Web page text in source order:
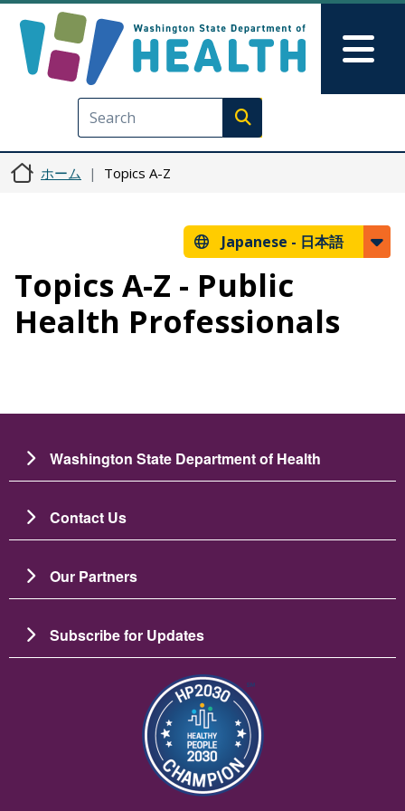
Execute search
ホーム Topics A-Z
Japanese - 日本語
Topics A-Z - Public
Health Professionals
Washington State Department of Health
Contact Us
Our Partners
Subscribe for Updates
画像